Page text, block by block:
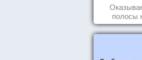
полосы